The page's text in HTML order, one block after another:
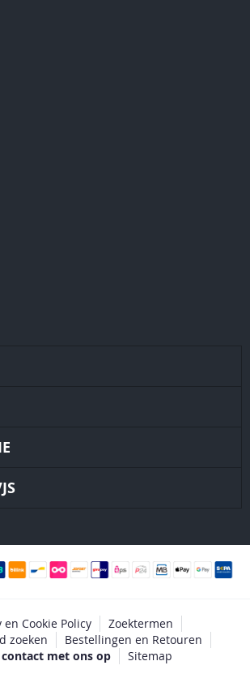
en Cookie Policy
Zoektermen
zoeken
Bestellingen en Retouren
contact met ons op
Sitemap